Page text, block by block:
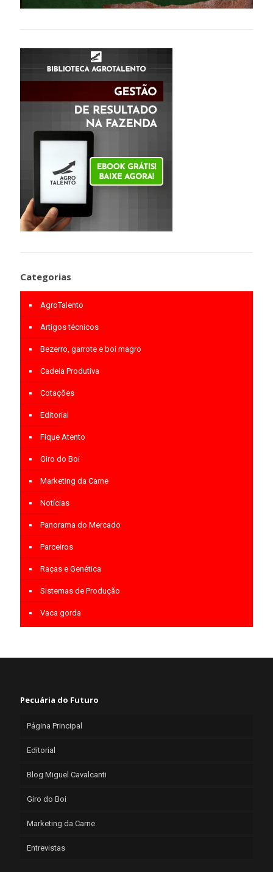
Categorias
AgroTalento
Artigos técnicos
Bezerro, garrote e boi magro
Cadeia Produtiva
Cotações
Editorial
Fique Atento
Giro do Boi
Marketing da Carne
Notícias
Panorama do Mercado
Parceiros
Raças e Genética
Sistemas de Produção
Vaca gorda
Pecuária do Futuro
Página Principal
Editorial
Blog Miguel Cavalcanti
Giro do Boi
Marketing da Carne
Entrevistas